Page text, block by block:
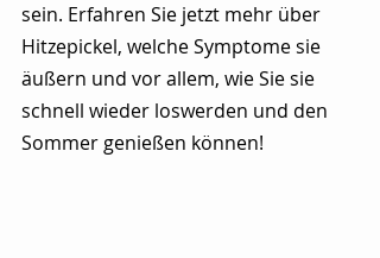
sein. Erfahren Sie jetzt mehr über
Hitzepickel, welche Symptome sie
äußern und vor allem, wie Sie sie
schnell wieder loswerden und den
Sommer genießen können!